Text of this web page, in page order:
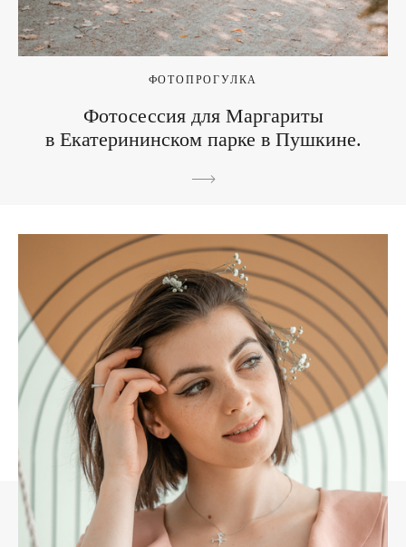
ФОТОПРОГУЛКА
Фотосессия для Маргариты
в Екатерининском парке в Пушкине.